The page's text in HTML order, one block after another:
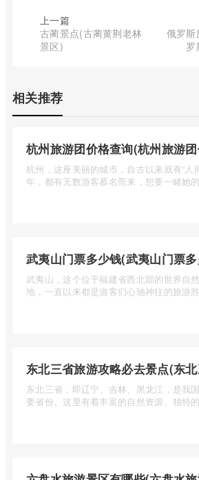
上一篇
古蔺景点(古蔺黄荆老林
景区)
俄罗
罗
相关推荐
杭州旅游团价格查询(杭州旅游
杭州，这座美丽的城市，自古以来就有“人
年，都有无数游客慕名而来，想要一睹她
武夷山门票多少钱(武夷山门票
武夷山，这个位于福建省西北部的世界自
地，一直以来都是游客们心驰神往的旅游
东北三省，即辽宁、吉林、黑龙江，是我
要省份。这里有着丰富的自然资源、独特